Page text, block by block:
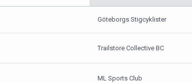
Göteborgs Stigcyklister
Trailstore Collective BC
ML Sports Club